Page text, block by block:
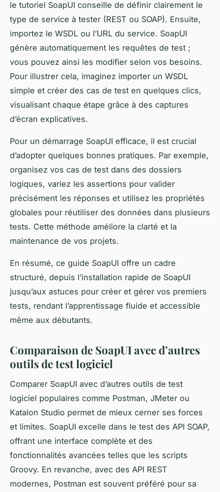
le tutoriel SoapUI conseille de définir clairement le
type de service à tester (REST ou SOAP). Ensuite,
importez le WSDL ou l’URL du service. SoapUI
génère automatiquement les requêtes de test ;
vous pouvez ainsi les modifier selon vos besoins.
Pour illustrer cela, imaginez importer un WSDL
simple et créer des cas de test en quelques clics,
visualisant chaque étape grâce à des captures
d’écran explicatives.
Pour un démarrage SoapUI efficace, il est crucial
d’adopter quelques bonnes pratiques. Par exemple,
organisez vos cas de test dans des dossiers
logiques, variez les assertions pour valider
précisément les réponses et utilisez les propriétés
globales pour réutiliser des données dans plusieurs
tests. Cette méthode améliore la clarté et la
maintenance de vos projets.
En résumé, ce guide SoapUI offre un cadre
structuré, depuis l’installation rapide de SoapUI
jusqu’aux astuces pour créer et gérer vos premiers
tests, rendant l’apprentissage fluide et accessible
même aux débutants.
Comparaison de SoapUI avec d’autres
outils de test logiciel
Comparer SoapUI avec d’autres outils de test
logiciel populaires comme Postman, JMeter ou
Katalon Studio permet de mieux cerner ses forces
et limites. SoapUI excelle dans le test des API SOAP,
offrant une interface complète et des
fonctionnalités avancées telles que les scripts
Groovy. En revanche, avec des API REST
modernes, Postman est souvent préféré pour sa